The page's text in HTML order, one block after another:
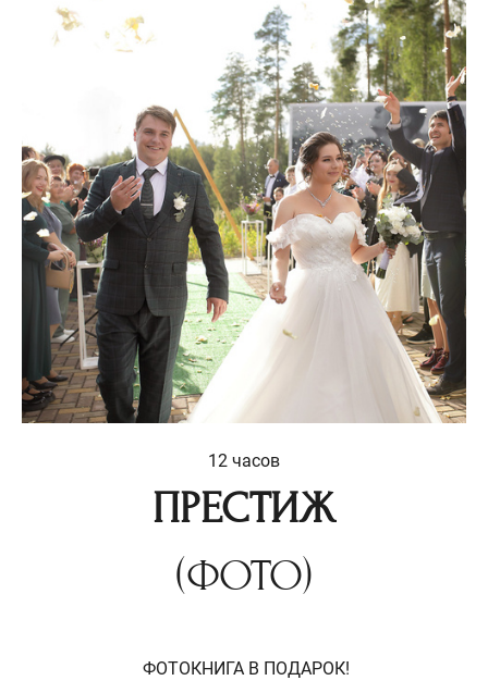
12 часов
ПРЕСТИЖ
(ФОТО)
ФОТОКНИГА В ПОДАРОК!